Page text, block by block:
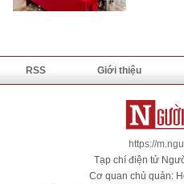
RSS Giới thiệu
https://
Tạp chí điện tử
Cơ quan chủ quản: